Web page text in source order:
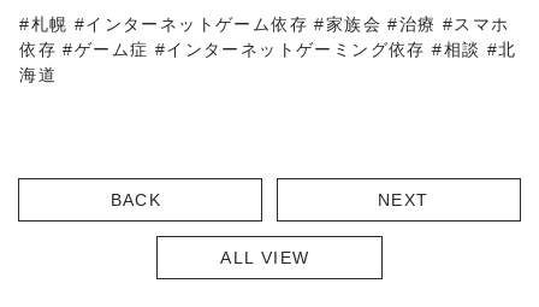
#札幌 #インターネットゲーム依存 #家族会 #治療 #スマホ
依存 #ゲーム症 #インターネットゲーミング依存 #相談 #北
海道
BACK
ALL VIEW
NEXT